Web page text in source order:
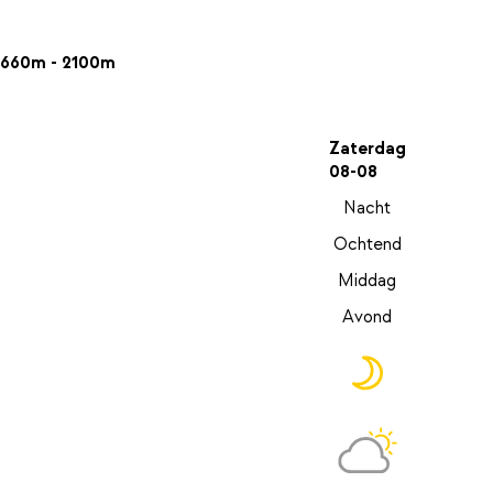
660m - 2100m
Zaterdag
08-08
Nacht
Ochtend
Middag
Avond